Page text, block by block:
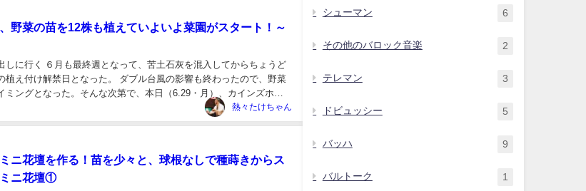
野菜の苗を12株も植えていよいよ菜園がスタート！～
しに行く ６月も最終週となって、苦土石灰を混入してからちょうど
植え付け解禁日となった。 ダブル台風の影響も終わったので、野菜
ミングとなった。そんな次第で、本日（6.29・月）、カインズホー
のうちにひやかしのミニ菜園...
熱々たけちゃん
ニ花壇を作る！苗を少々と、球根なしで種蒔きからス
ミニ花壇①
シューマン 6
その他のバロック音楽 2
テレマン 3
ドビュッシー 5
バッハ 9
バルトーク 1